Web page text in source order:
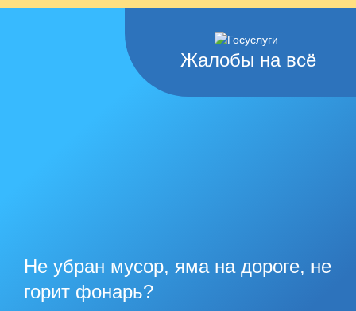
Жалобы на всё
Не убран мусор, яма на дороге, не
горит фонарь?